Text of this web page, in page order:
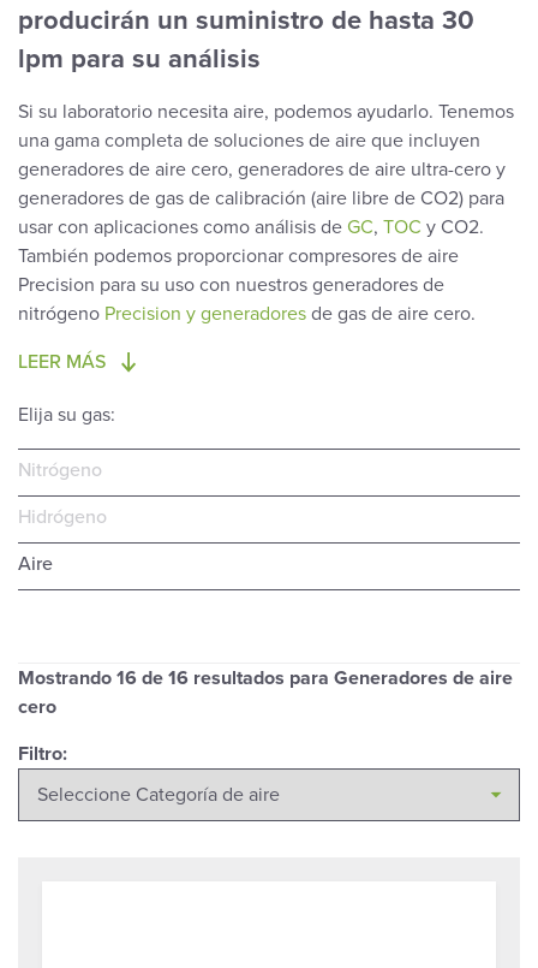
Elija su gas:
Nitrógeno
Hidrógeno
Aire
producirán un suministro de hasta 30
lpm para su análisis
Si su laboratorio necesita aire, podemos ayudarlo. Tenemos
una gama completa de soluciones de aire que incluyen
generadores de aire cero, generadores de aire ultra-cero y
generadores de gas de calibración (aire libre de CO2) para
usar con aplicaciones como análisis de GC, TOC y CO2.
También podemos proporcionar compresores de aire
Precision para su uso con nuestros generadores de
nitrógeno Precision y generadores de gas de aire cero.
LEER MÁS
Mostrando 16 de 16 resultados para Generadores de aire
cero
Filtro: